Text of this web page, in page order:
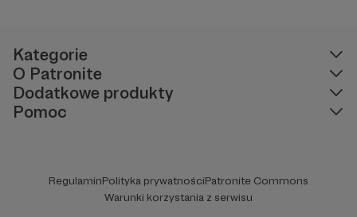
Kategorie
O Patronite
Dodatkowe produkty
Pomoc
RegulaminPolityka prywatnościPatronite Commons
Warunki korzystania z serwisu